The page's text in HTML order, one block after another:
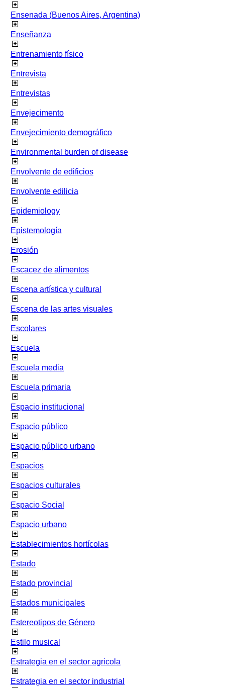
Ensenada (Buenos Aires, Argentina)
Enseñanza
Entrenamiento físico
Entrevista
Entrevistas
Envejecimento
Envejecimiento demográfico
Environmental burden of disease
Envolvente de edificios
Envolvente edilicia
Epidemiology
Epistemología
Erosión
Escacez de alimentos
Escena artística y cultural
Escena de las artes visuales
Escolares
Escuela
Escuela media
Escuela primaria
Espacio institucional
Espacio público
Espacio público urbano
Espacios
Espacios culturales
Espacio Social
Espacio urbano
Establecimientos hortícolas
Estado
Estado provincial
Estados municipales
Estereotipos de Género
Estilo musical
Estrategia en el sector agricola
Estrategia en el sector industrial